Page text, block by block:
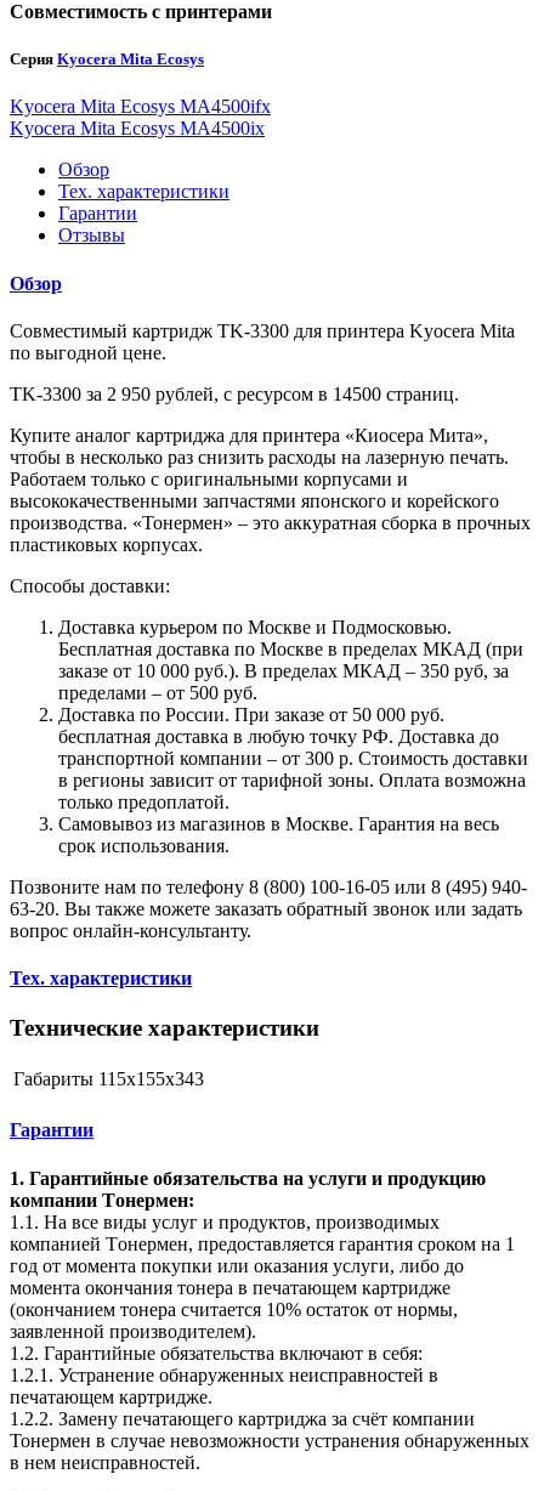
Совместимость с принтерами
Серия Kyocera Mita Ecosys
Kyocera Mita Ecosys MA4500ifx
Kyocera Mita Ecosys MA4500ix
Обзор
Тех. характеристики
Гарантии
Отзывы
Обзор
Совместимый картридж TK-3300 для принтера Kyocera Mita
по выгодной цене.
TK-3300 за 2 950 рублей, с ресурсом в 14500 страниц.
Купите аналог картриджа для принтера «Киосера Мита»,
чтобы в несколько раз снизить расходы на лазерную печать.
Работаем только с оригинальными корпусами и
высококачественными запчастями японского и корейского
производства. «Тонермен» – это аккуратная сборка в прочных
пластиковых корпусах.
Способы доставки:
Доставка курьером по Москве и Подмосковью.
Бесплатная доставка по Москве в пределах МКАД (при
заказе от 10 000 руб.). В пределах МКАД – 350 руб, за
пределами – от 500 руб.
Доставка по России. При заказе от 50 000 руб.
бесплатная доставка в любую точку РФ. Доставка до
транспортной компании – от 300 р. Стоимость доставки
в регионы зависит от тарифной зоны. Оплата возможна
только предоплатой.
Самовывоз из магазинов в Москве. Гарантия на весь
срок использования.
Позвоните нам по телефону 8 (800) 100-16-05 или 8 (495) 940-
63-20. Вы также можете заказать обратный звонок или задать
вопрос онлайн-консультанту.
Тех. характеристики
Технические характеристики
Габариты 115x155x343
Гарантии
1. Гарантийные обязательства на услуги и продукцию
компании Tонермен:
1.1. На все виды услуг и продуктов, производимых
компанией Tонермен, предоставляется гарантия сроком на 1
год от момента покупки или оказания услуги, либо до
момента окончания тонера в печатающем картридже
(окончанием тонера считается 10% остаток от нормы,
заявленной производителем).
1.2. Гарантийные обязательства включают в себя:
1.2.1. Устранение обнаруженных неисправностей в
печатающем картридже.
1.2.2. Замену печатающего картриджа за счёт компании
Тонермен в случае невозможности устранения обнаруженных
в нем неисправностей.